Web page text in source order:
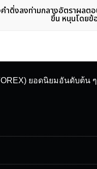
ำดิ่งลงท่ามกลางอัตราผลต
ขึ้น หนุนโดยข้
ยอดนิยมอันดับต้น